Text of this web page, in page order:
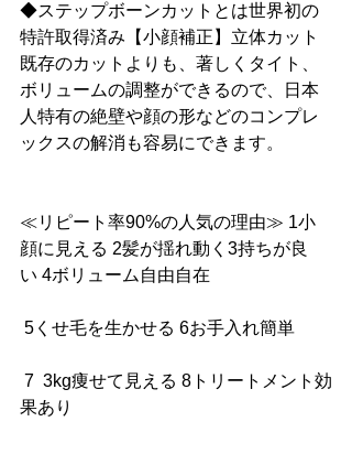
◆ステップボーンカットとは世界初の
特許取得済み【小顔補正】立体カット
既存のカットよりも、著しくタイト、
ボリュームの調整ができるので、日本
人特有の絶壁や顔の形などのコンプレ
ックスの解消も容易にできます。
≪リピート率90%の人気の理由≫ 1小
顔に見える 2髪が揺れ動く3持ちが良
い 4ボリューム自由自在
5くせ毛を生かせる 6お手入れ簡単
7  3kg痩せて見える 8トリートメント効
果あり